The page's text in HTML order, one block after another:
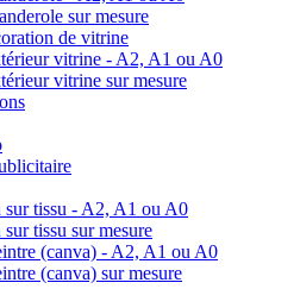
sur mesure
de vitrine
vitrine - A2, A1 ou A0
vitrine sur mesure
sur tissu - A2, A1 ou A0
tissu sur mesure
(canva) - A2, A1 ou A0
(canva) sur mesure